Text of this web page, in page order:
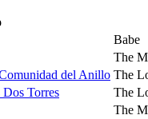
Babe
The
del Anillo The
Torres
The
The